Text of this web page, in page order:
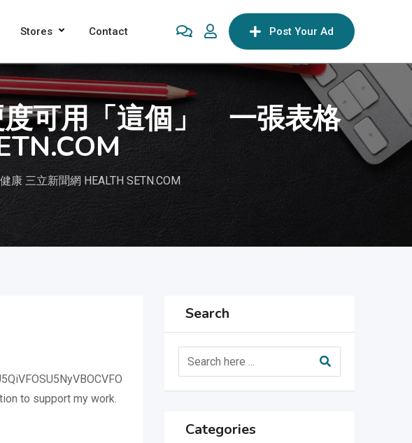
Stores Contact Post Your Ad
度可用「這個」 一張表格
三立新聞網 HEALTH SETN.COM
to support my work.
Search
Categories